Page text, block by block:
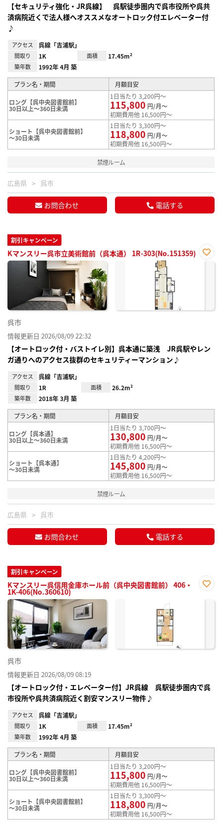
【セキュリティ強化・JR呉線】 呉駅徒歩圏内で呉市役所や呉共
済病院近くで法人様へオススメなオートロック付エレベーター付
♪
アクセス 呉線「吉浦駅」
間取り 1K 面積 17.45m²
築年数 1992年 4月 築
プラン名・期間 月額目安
ロング【呉中央図書館前】
30日以上～360日未満
1日当たり 3,200円～
115,800 円/月～
初期費用他 16,500円～
ショート【呉中央図書館前】
～30日未満
1日当たり 3,300円～
118,800 円/月～
初期費用他 16,500円～
禁煙ルーム
広島県 呉市
お問合わせ 電話する
割引キャンペーン
Kマンスリー呉市立美術館前（呉本通） 1R-303(No.151359)
お気
呉市
情報更新日 2026/08/09 22:32
【オートロック付・バストイレ別】呉本通に築浅 JR呉駅やレン
ガ通りへのアクセス抜群のセキュリティーマンション♪
アクセス 呉線「吉浦駅」
間取り 1R 面積 26.2m²
築年数 2018年 3月 築
プラン名・期間 月額目安
ロング【呉本通】
30日以上～360日未満
1日当たり 3,700円～
130,800 円/月～
初期費用他 16,500円～
ショート【呉本通】
～30日未満
1日当たり 4,200円～
145,800 円/月～
初期費用他 16,500円～
禁煙ルーム
広島県 呉市
お問合わせ 電話する
割引キャンペーン
Kマンスリー呉信用金庫ホール前（呉中央図書館前） 406・
1K-406(No.360610)
に入
呉市
情報更新日 2026/08/09 08:19
【オートロック付・エレベーター付】JR呉線 呉駅徒歩圏内で呉
市役所や呉共済病院近く割安マンスリー物件♪
アクセス 呉線「吉浦駅」
間取り 1K 面積 17.45m²
築年数 1992年 4月 築
プラン名・期間 月額目安
ロング【呉中央図書館前】
30日以上～360日未満
1日当たり 3,200円～
115,800 円/月～
初期費用他 16,500円～
ショート【呉中央図書館前】
～30日未満
1日当たり 3,300円～
118,800 円/月～
初期費用他 16,500円～